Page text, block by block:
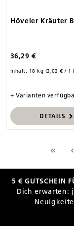
Höveler Kräuter
36,29 €
Inhalt: 18 kg (2,02 € / 1
+ Varianten
DETAILS
5 € GUTSCHEIN
Dich erwarten: